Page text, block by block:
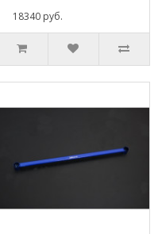
18340 руб.